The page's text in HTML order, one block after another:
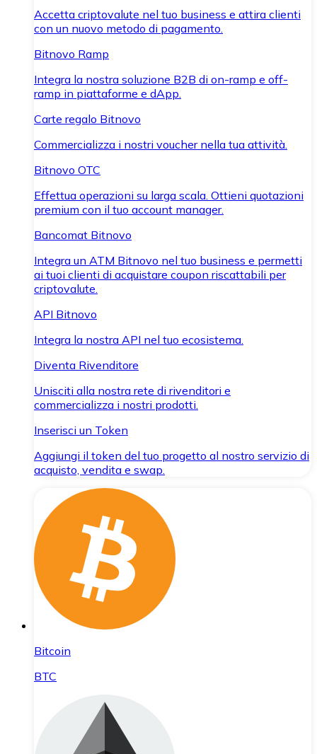
Accetta criptovalute nel tuo business e attira clienti
con un nuovo metodo di pagamento.
Bitnovo Ramp
Integra la nostra soluzione B2B di on-ramp e off-
ramp in piattaforme e dApp.
Carte regalo Bitnovo
Commercializza i nostri voucher nella tua attività.
Bitnovo OTC
Effettua operazioni su larga scala. Ottieni quotazioni
premium con il tuo account manager.
Bancomat Bitnovo
Integra un ATM Bitnovo nel tuo business e permetti
ai tuoi clienti di acquistare coupon riscattabili per
criptovalute.
API Bitnovo
Integra la nostra API nel tuo ecosistema.
Diventa Rivenditore
Unisciti alla nostra rete di rivenditori e
commercializza i nostri prodotti.
Inserisci un Token
Aggiungi il token del tuo progetto al nostro servizio di
acquisto, vendita e swap.
Bitcoin
BTC